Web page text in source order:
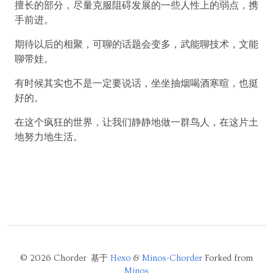
擅长的部分，尽量克服阻碍发展的一些人性上的弱点，携
手前进。
期待以后的相聚，可聊的话题会变多，武能聊技术，文能
聊带娃。
有时候其实也不是一定要说话，坐坐抽烟喝酒寒暄，也挺
好的。
在这个疯狂的世界，让我们静静地做一群鸟人，在这片土
地努力地生活。
© 2026 Chorder 基于 Hexo & Minos-Chorder Forked from